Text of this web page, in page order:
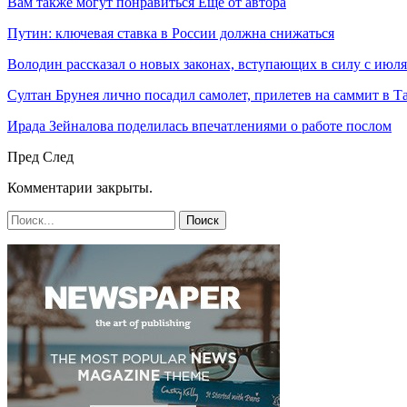
Путин: ключевая ставка в России должна снижаться
Володин рассказал о новых законах, вступающих в силу с июля
Султан Брунея лично посадил самолет, прилетев на саммит в
Ирада Зейналова поделилась впечатлениями о работе послом
Пред След
Комментарии закрыты.